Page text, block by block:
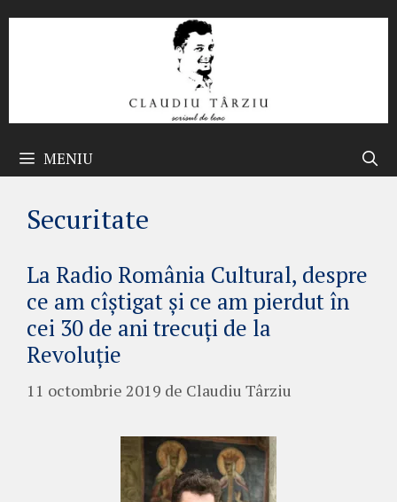
MENIU
Securitate
La Radio România Cultural, despre
ce am cîștigat și ce am pierdut în
cei 30 de ani trecuți de la
Revoluție
11 octombrie 2019 de Claudiu Târziu